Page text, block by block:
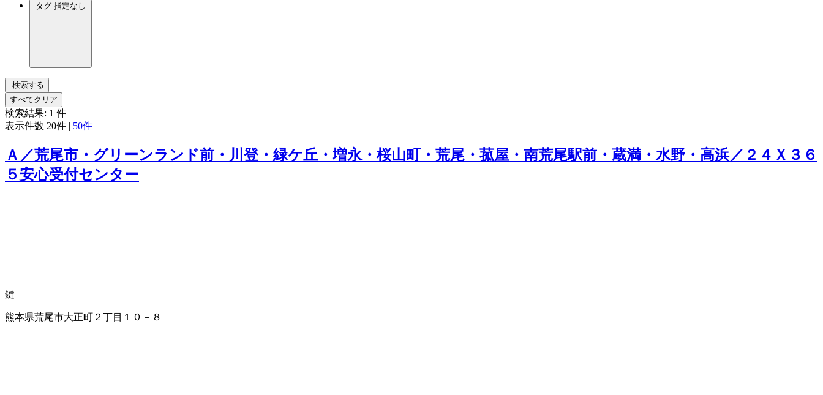
タグ 指定なし
検索する
すべてクリア
検索結果: 1 件
表示件数 20件 | 50件
Ａ／荒尾市・グリーンランド前・川登・緑ケ丘・増永・桜山町・荒尾・菰屋・南荒尾駅前・蔵満・水野・高浜／２４Ｘ３６
５安心受付センター
鍵
熊本県荒尾市大正町２丁目１０－８